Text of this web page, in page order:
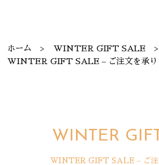
ホーム
WINTER GIFT SALE
WINTER GIFT SALE – ご注文を承り
WINTER
WINTER GIFT SALE – ご注